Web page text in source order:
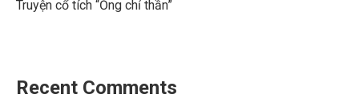
Truyện cổ tích “Ống chỉ thần”
Recent Comments